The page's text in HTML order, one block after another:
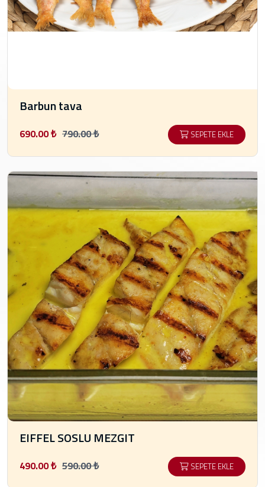
Barbun tava
690.00 ₺ 790.00 ₺ SEPETE EKLE
EIFFEL SOSLU MEZGIT
490.00 ₺ 590.00 ₺ SEPETE EKLE